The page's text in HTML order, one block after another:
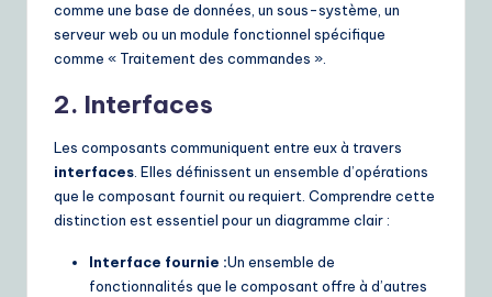
comme une base de données, un sous-système, un
serveur web ou un module fonctionnel spécifique
comme « Traitement des commandes ».
2. Interfaces
Les composants communiquent entre eux à travers
interfaces . Elles définissent un ensemble d’opérations
que le composant fournit ou requiert. Comprendre cette
distinction est essentiel pour un diagramme clair :
Interface fournie :Un ensemble de
fonctionnalités que le composant offre à d’autres